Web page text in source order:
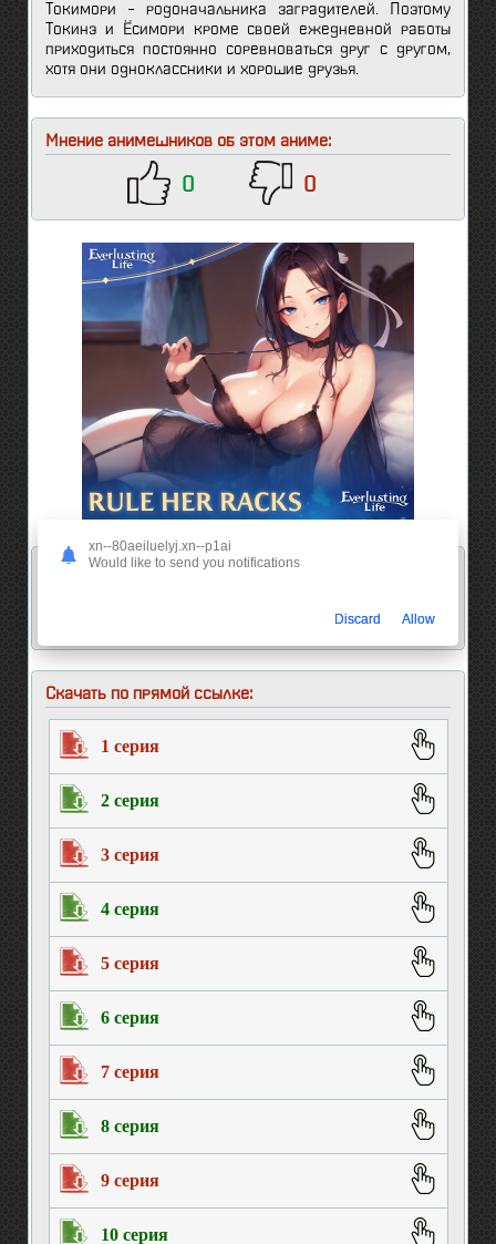
Токимори – родоначальника заградителей. Поэтому
Токинэ и Ёсимори кроме своей ежедневной работы
приходиться постоянно соревноваться друг с другом,
хотя они одноклассники и хорошие друзья.
Мнение анимешников об этом аниме:
0 0
Смотреть аниме онлайн:
Скачать по прямой ссылке:
1 серия
2 серия
3 серия
4 серия
5 серия
6 серия
7 серия
8 серия
9 серия
10 серия
xn--80aeiluelyj.xn--p1ai
Would like to send you notifications
Discard Allow